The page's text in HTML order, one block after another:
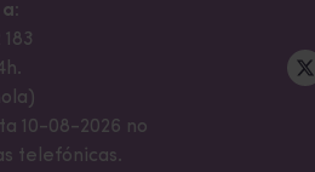
10-08-2026 no
telefónicas.